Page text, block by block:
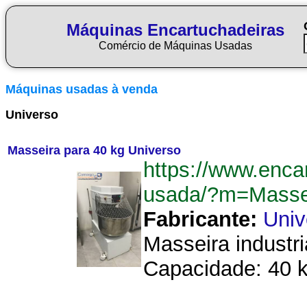
Máquinas Encartuchadeiras
Comércio de Máquinas Usadas
Máquinas usadas à venda
Universo
Masseira para 40 kg Universo
https://
usada/
Fabricante:
Masseira
Capacidade: 40